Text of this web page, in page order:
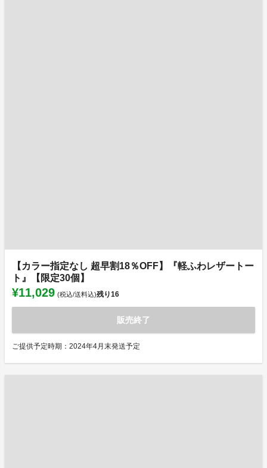
【カラー指定なし 超早割18％OFF】『軽ふわレザートー
ト』【限定30個】
¥11,029 (税込/送料込)残り16
販売終了
ご提供予定時期：2024年4月末発送予定